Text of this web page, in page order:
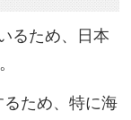
るため、日本
ため、特に海